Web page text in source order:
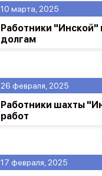
17 февраля, 2025
26 февраля, 2025
Работники шахты
работ
10 марта, 2025
Работники "Инской"
долгам